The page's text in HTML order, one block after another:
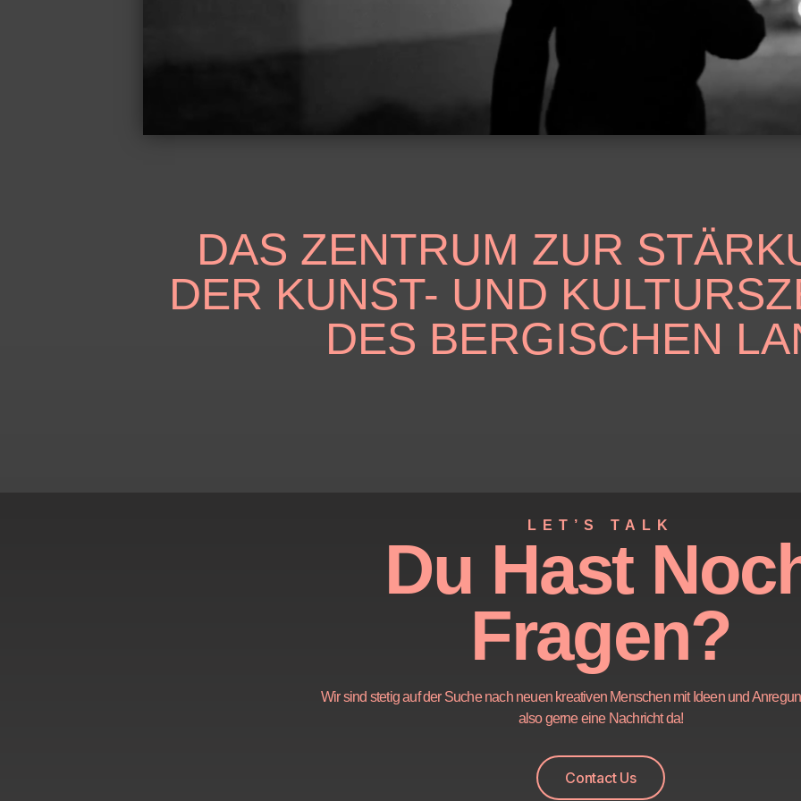
DAS ZENTRUM ZUR
DER KUNST- UND
DES BERGISCHEN
LET’S TALK
Du Hast
Fragen?
Wir sind stetig auf der Suche nach neuen kreativen Menschen mit Ideen und
also gerne eine Nachricht da!
Contact Us